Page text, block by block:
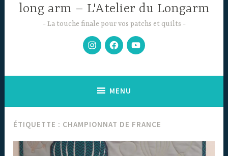
long arm – L'Atelier du Longarm
La touche finale pour vos patchs et quilts
Mon
Instagram
Facebook
Chaine
YouTube
MENU
ÉTIQUETTE : CHAMPIONNAT DE FRANCE